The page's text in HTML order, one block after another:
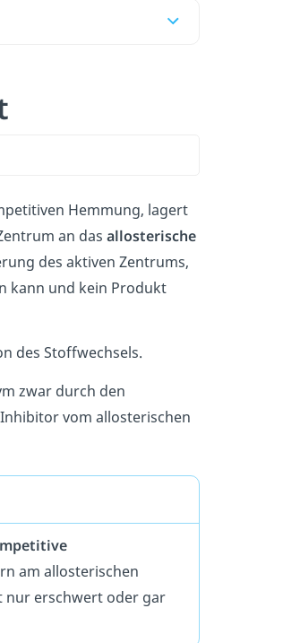
Hemmung, lagert
an das allosterische
des aktiven Zentrums,
kann und kein Produkt
des Stoffwechsels.
zwar durch den
vom allosterischen
am allosterischen
nur erschwert oder gar